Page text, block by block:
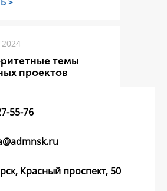
темы
проектов
>55-76
Красный проспект, 50